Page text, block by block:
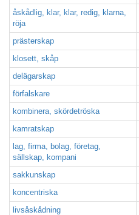
åskådlig, klar, klar, redig, klarna,
röja
prästerskap
klosett, skåp
delägarskap
förfalskare
kombinera, skördetröska
kamratskap
lag, firma, bolag, företag,
sällskap, kompani
sakkunskap
koncentriska
livsåskådning